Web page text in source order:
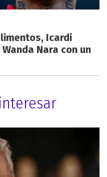
Icardi
Nara con un